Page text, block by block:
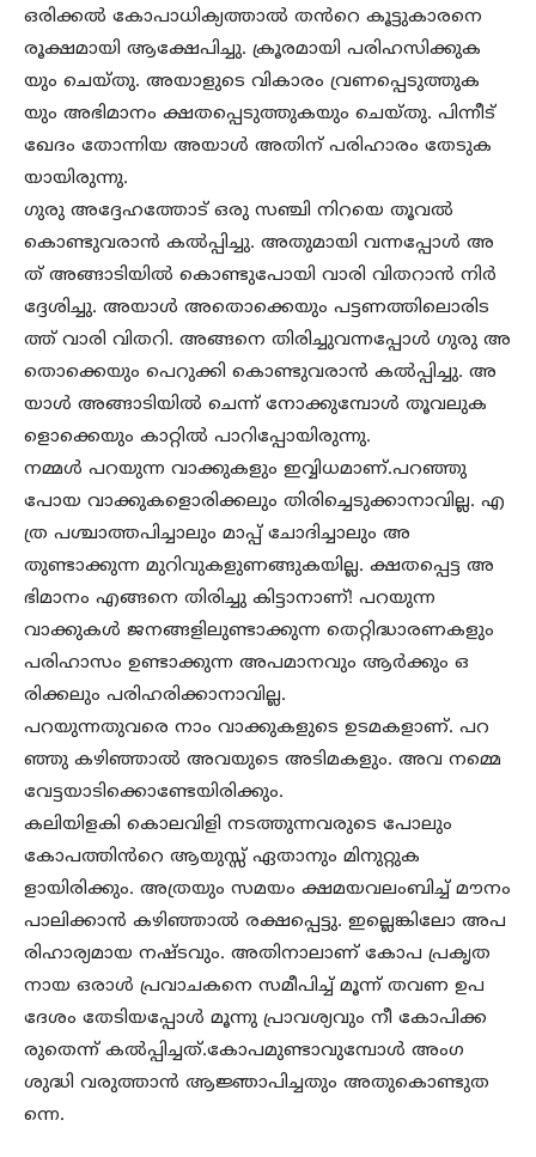
ഒരിക്കൽ കോപാധിക്യത്താൽ തൻറെ കൂട്ടുകാരനെ
രൂക്ഷമായി ആക്ഷേപിച്ചു. ക്രൂരമായി പരിഹസിക്കുക
യും ചെയ്തു. അയാളുടെ വികാരം വ്രണപ്പെടുത്തുക
യും അഭിമാനം ക്ഷതപ്പെടുത്തുകയും ചെയ്തു. പിന്നീട്
ഖേദം തോന്നിയ അയാൾ അതിന് പരിഹാരം തേടുക
യായിരുന്നു.
ഗുരു അദ്ദേഹത്തോട് ഒരു സഞ്ചി നിറയെ തൂവൽ
കൊണ്ടുവരാൻ കൽപ്പിച്ചു. അതുമായി വന്നപ്പോൾ അ
ത് അങ്ങാടിയിൽ കൊണ്ടുപോയി വാരി വിതറാൻ നിർ
ദ്ദേശിച്ചു. അയാൾ അതൊക്കെയും പട്ടണത്തിലൊരിട
ത്ത് വാരി വിതറി. അങ്ങനെ തിരിച്ചുവന്നപ്പോൾ ഗുരു അ
തൊക്കെയും പെറുക്കി കൊണ്ടുവരാൻ കൽപ്പിച്ചു. അ
യാൾ അങ്ങാടിയിൽ ചെന്ന് നോക്കുമ്പോൾ തൂവലുക
ളൊക്കെയും കാറ്റിൽ പാറിപ്പോയിരുന്നു.
നമ്മൾ പറയുന്ന വാക്കുകളും ഇവ്വിധമാണ്.പറഞ്ഞു
പോയ വാക്കുകളൊരിക്കലും തിരിച്ചെടുക്കാനാവില്ല. എ
ത്ര പശ്ചാത്തപിച്ചാലും മാപ്പ് ചോദിച്ചാലും അ
തുണ്ടാക്കുന്ന മുറിവുകളുണങ്ങുകയില്ല. ക്ഷതപ്പെട്ട അ
ഭിമാനം എങ്ങനെ തിരിച്ചു കിട്ടാനാണ്! പറയുന്ന
വാക്കുകൾ ജനങ്ങളിലുണ്ടാക്കുന്ന തെറ്റിദ്ധാരണകളും
പരിഹാസം ഉണ്ടാക്കുന്ന അപമാനവും ആർക്കും ഒ
രിക്കലും പരിഹരിക്കാനാവില്ല.
പറയുന്നതുവരെ നാം വാക്കുകളുടെ ഉടമകളാണ്. പറ
ഞ്ഞു കഴിഞ്ഞാൽ അവയുടെ അടിമകളും. അവ നമ്മെ
വേട്ടയാടിക്കൊണ്ടേയിരിക്കും.
കലിയിളകി കൊലവിളി നടത്തുന്നവരുടെ പോലും
കോപത്തിൻറെ ആയുസ്സ് ഏതാനും മിനുറ്റുക
ളായിരിക്കും. അത്രയും സമയം ക്ഷമയവലംബിച്ച് മൗനം
പാലിക്കാൻ കഴിഞ്ഞാൽ രക്ഷപ്പെട്ടു. ഇല്ലെങ്കിലോ അപ
രിഹാര്യമായ നഷ്ടവും. അതിനാലാണ് കോപ പ്രകൃത
നായ ഒരാൾ പ്രവാചകനെ സമീപിച്ച് മൂന്ന് തവണ ഉപ
ദേശം തേടിയപ്പോൾ മൂന്നു പ്രാവശ്യവും നീ കോപിക്ക
രുതെന്ന് കൽപ്പിച്ചത്.കോപമുണ്ടാവുമ്പോൾ അംഗ
ശുദ്ധി വരുത്താൻ ആജ്ഞാപിച്ചതും അതുകൊണ്ടുത
ന്നെ.